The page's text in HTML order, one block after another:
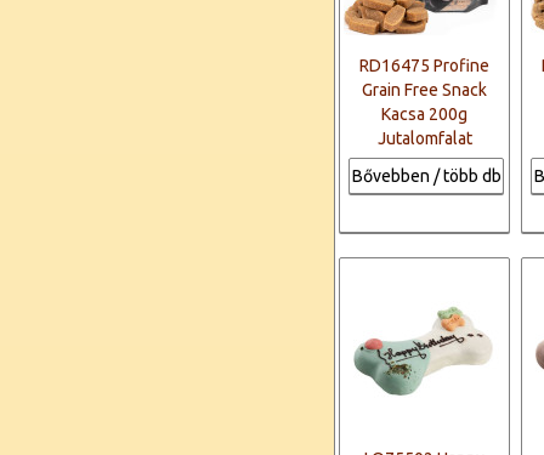
RD16475 Profine
Grain Free Snack
Kacsa 200g
Jutalomfalat
Bővebben / több db